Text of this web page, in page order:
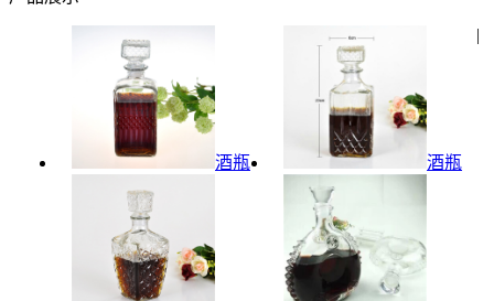
酒瓶 酒瓶
|